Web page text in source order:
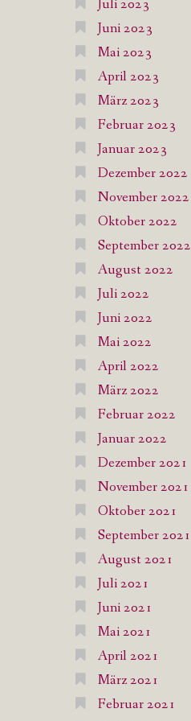
Juli 2023
Juni 2023
Mai 2023
April 2023
März 2023
Februar 2023
Januar 2023
Dezember 2022
November 2022
Oktober 2022
September 2022
August 2022
Juli 2022
Juni 2022
Mai 2022
April 2022
März 2022
Februar 2022
Januar 2022
Dezember 2021
November 2021
Oktober 2021
September 2021
August 2021
Juli 2021
Juni 2021
Mai 2021
April 2021
März 2021
Februar 2021